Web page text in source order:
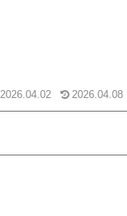
2026.04.02 2026.04.08